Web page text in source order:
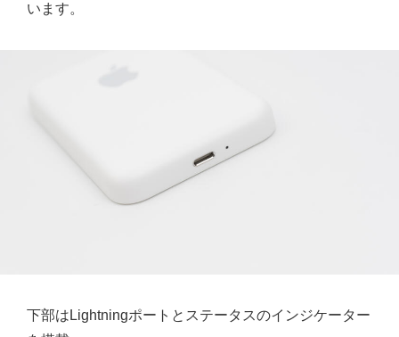
います。
下部はLightningポートとステータスのインジケーター